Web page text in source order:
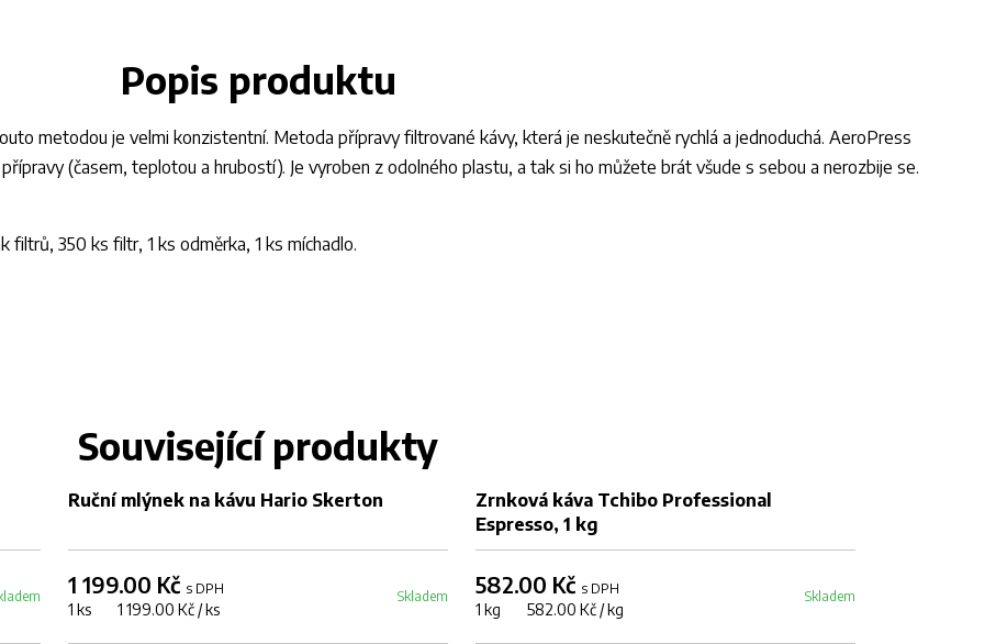
Popis produktu
metodou je velmi konzistentní. Metoda přípravy filtrované kávy, která je neskutečně rychlá a jednoduchá. AeroPress
(časem, teplotou a hrubostí). Je vyroben z odolného plastu, a tak si ho můžete brát všude s sebou a nerozbije se.
filtrů, 350 ks filtr, 1 ks odměrka, 1 ks míchadlo.
Související produkty
DOPRODEJ
Ruční mlýnek na kávu Hario Skerton
1 199.00 Kč s DPH
1 ks 1 199.00 Kč / ks
Skladem
Zrnková káva Tchibo Professional
Espresso, 1 kg
582.00 Kč s DPH
1 kg 582.00 Kč / kg
Skladem